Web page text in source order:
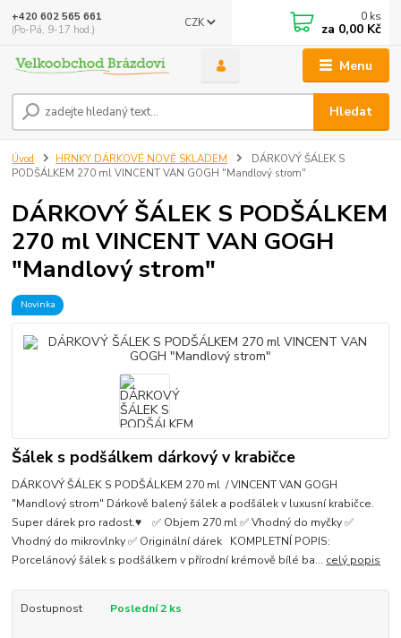
Menu
CZK
Hledat
+420 602 565 661
(Po-Pá, 9-17 hod.)
0 ks
za 0,00 Kč
Úvod HRNKY DÁRKOVÉ NOVĚ SKLADEM
DÁRKOVÝ ŠÁLEK S
PODŠÁLKEM 270 ml VINCENT VAN GOGH "Mandlový strom"
DÁRKOVÝ ŠÁLEK S PODŠÁLKEM
270 ml VINCENT VAN GOGH
"Mandlový strom"
Novinka
Šálek s podšálkem dárkový v krabičce
DÁRKOVÝ ŠÁLEK S PODŠÁLKEM 270 ml / VINCENT VAN GOGH
"Mandlový strom" Dárkově balený šálek a podšálek v luxusní krabičce.
Super dárek pro radost.♥ ✅ Objem 270 ml ✅ Vhodný do myčky ✅
Vhodný do mikrovlnky ✅ Originální dárek KOMPLETNÍ POPIS:
Porcelánový šálek s podšálkem v přírodní krémově bílé ba... celý popis
Dostupnost Poslední 2 ks